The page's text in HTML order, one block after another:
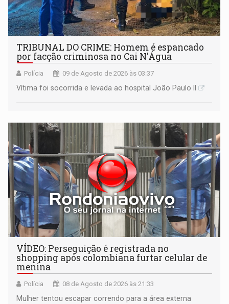
TRIBUNAL DO CRIME: Homem é espancado
por facção criminosa no Cai N'Água
Polícia 09 de Agosto de 2026 às 03:37
Vítima foi socorrida e levada ao hospital João Paulo II
VÍDEO: Perseguição é registrada no
shopping após colombiana furtar celular de
menina
Polícia 08 de Agosto de 2026 às 21:33
Mulher tentou escapar correndo para a área externa